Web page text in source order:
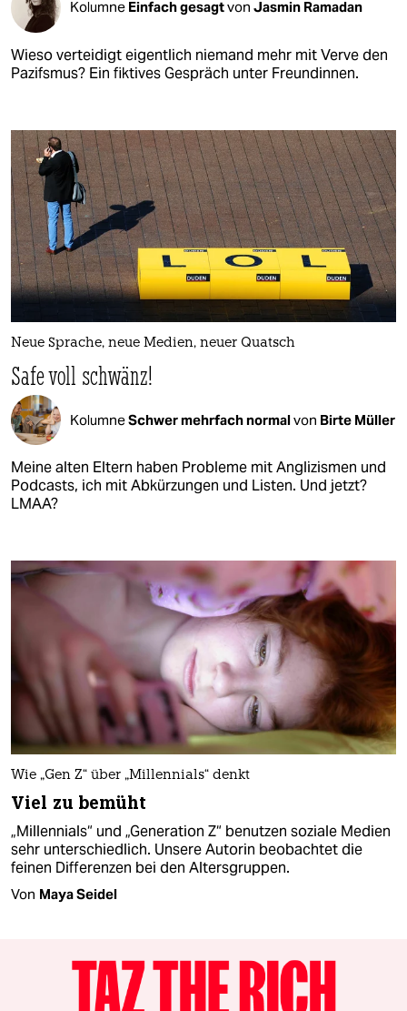
Kolumne Einfach gesagtvon Jasmin Ramadan
Wieso verteidigt eigentlich niemand mehr mit Verve den
Pazifsmus? Ein fiktives Gespräch unter Freundinnen.
Neue Sprache, neue Medien, neuer Quatsch
Safe voll schwänz!
KolumneSchwer mehrfach normalvon Birte Müller
Meine alten Eltern haben Probleme mit Anglizismen und
Podcasts, ich mit Abkürzungen und Listen. Und jetzt?
LMAA?
Wie „Gen Z“ über „Millennials“ denkt
Viel zu bemüht
„Millennials“ und „Generation Z“ benutzen soziale Medien
sehr unterschiedlich. Unsere Autorin beobachtet die
feinen Differenzen bei den Altersgruppen.
Von Maya Seidel